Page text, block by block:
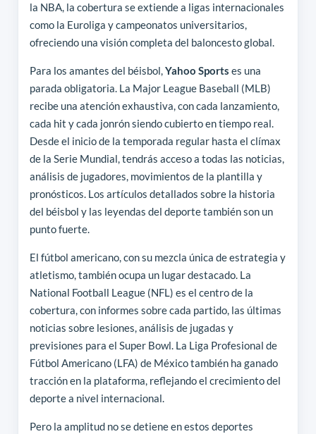
la NBA, la cobertura se extiende a ligas internacionales
como la Euroliga y campeonatos universitarios,
ofreciendo una visión completa del baloncesto global.
Para los amantes del béisbol,Yahoo Sports es una
parada obligatoria. La Major League Baseball (MLB)
recibe una atención exhaustiva, con cada lanzamiento,
cada hit y cada jonrón siendo cubierto en tiempo real.
Desde el inicio de la temporada regular hasta el clímax
de la Serie Mundial, tendrás acceso a todas las noticias,
análisis de jugadores, movimientos de la plantilla y
pronósticos. Los artículos detallados sobre la historia
del béisbol y las leyendas del deporte también son un
punto fuerte.
El fútbol americano, con su mezcla única de estrategia y
atletismo, también ocupa un lugar destacado. La
National Football League (NFL) es el centro de la
cobertura, con informes sobre cada partido, las últimas
noticias sobre lesiones, análisis de jugadas y
previsiones para el Super Bowl. La Liga Profesional de
Fútbol Americano (LFA) de México también ha ganado
tracción en la plataforma, reflejando el crecimiento del
deporte a nivel internacional.
Pero la amplitud no se detiene en estos deportes